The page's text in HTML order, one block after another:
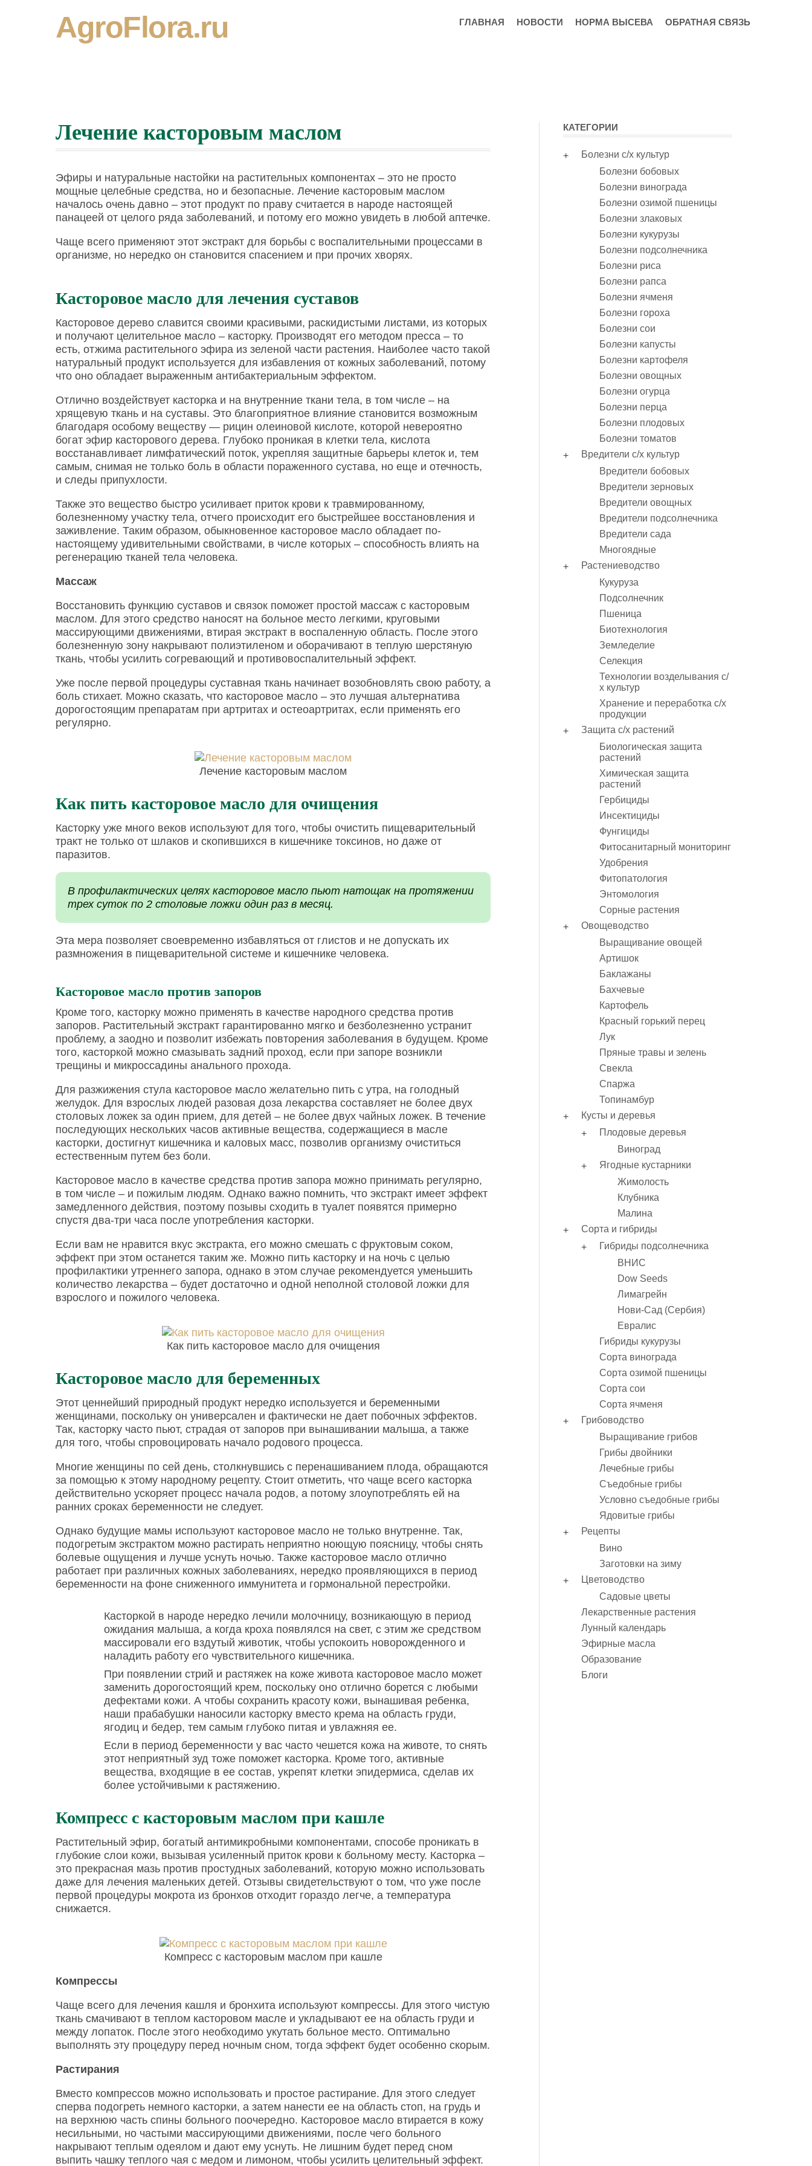
AgroFlora.ru ГЛАВНАЯ НОВОСТИ НОРМА ВЫСЕВА ОБРАТНАЯ СВЯЗЬ
Лечение касторовым маслом
Эфиры и натуральные настойки на растительных компонентах – это не просто
мощные целебные средства, но и безопасные. Лечение касторовым маслом
началось очень давно – этот продукт по праву считается в народе настоящей
панацеей от целого ряда заболеваний, и потому его можно увидеть в любой аптечке.
Чаще всего применяют этот экстракт для борьбы с воспалительными процессами в
организме, но нередко он становится спасением и при прочих хворях.
Касторовое масло для лечения суставов
Касторовое дерево славится своими красивыми, раскидистыми листами, из которых
и получают целительное масло – касторку. Производят его методом пресса – то
есть, отжима растительного эфира из зеленой части растения. Наиболее часто такой
натуральный продукт используется для избавления от кожных заболеваний, потому
что оно обладает выраженным антибактериальным эффектом.
Отлично воздействует касторка и на внутренние ткани тела, в том числе – на
хрящевую ткань и на суставы. Это благоприятное влияние становится возможным
благодаря особому веществу — рицин олеиновой кислоте, которой невероятно
богат эфир касторового дерева. Глубоко проникая в клетки тела, кислота
восстанавливает лимфатический поток, укрепляя защитные барьеры клеток и, тем
самым, снимая не только боль в области пораженного сустава, но еще и отечность,
и следы припухлости.
Также это вещество быстро усиливает приток крови к травмированному,
болезненному участку тела, отчего происходит его быстрейшее восстановления и
заживление. Таким образом, обыкновенное касторовое масло обладает по-
настоящему удивительными свойствами, в числе которых – способность влиять на
регенерацию тканей тела человека.
Массаж
Восстановить функцию суставов и связок поможет простой массаж с касторовым
маслом. Для этого средство наносят на больное место легкими, круговыми
массирующими движениями, втирая экстракт в воспаленную область. После этого
болезненную зону накрывают полиэтиленом и оборачивают в теплую шерстяную
ткань, чтобы усилить согревающий и противовоспалительный эффект.
Уже после первой процедуры суставная ткань начинает возобновлять свою работу, а
боль стихает. Можно сказать, что касторовое масло – это лучшая альтернатива
дорогостоящим препаратам при артритах и остеоартритах, если применять его
регулярно.
Лечение касторовым маслом
Как пить касторовое масло для очищения
Касторку уже много веков используют для того, чтобы очистить пищеварительный
тракт не только от шлаков и скопившихся в кишечнике токсинов, но даже от
паразитов.
В профилактических целях касторовое масло пьют натощак на протяжении
трех суток по 2 столовые ложки один раз в месяц.
Эта мера позволяет своевременно избавляться от глистов и не допускать их
размножения в пищеварительной системе и кишечнике человека.
Касторовое масло против запоров
Кроме того, касторку можно применять в качестве народного средства против
запоров. Растительный экстракт гарантированно мягко и безболезненно устранит
проблему, а заодно и позволит избежать повторения заболевания в будущем. Кроме
того, касторкой можно смазывать задний проход, если при запоре возникли
трещины и микроссадины анального прохода.
Для разжижения стула касторовое масло желательно пить с утра, на голодный
желудок. Для взрослых людей разовая доза лекарства составляет не более двух
столовых ложек за один прием, для детей – не более двух чайных ложек. В течение
последующих нескольких часов активные вещества, содержащиеся в масле
касторки, достигнут кишечника и каловых масс, позволив организму очиститься
естественным путем без боли.
Касторовое масло в качестве средства против запора можно принимать регулярно,
в том числе – и пожилым людям. Однако важно помнить, что экстракт имеет эффект
замедленного действия, поэтому позывы сходить в туалет появятся примерно
спустя два-три часа после употребления касторки.
Если вам не нравится вкус экстракта, его можно смешать с фруктовым соком,
эффект при этом останется таким же. Можно пить касторку и на ночь с целью
профилактики утреннего запора, однако в этом случае рекомендуется уменьшить
количество лекарства – будет достаточно и одной неполной столовой ложки для
взрослого и пожилого человека.
Как пить касторовое масло для очищения
Касторовое масло для беременных
Этот ценнейший природный продукт нередко используется и беременными
женщинами, поскольку он универсален и фактически не дает побочных эффектов.
Так, касторку часто пьют, страдая от запоров при вынашивании малыша, а также
для того, чтобы спровоцировать начало родового процесса.
Многие женщины по сей день, столкнувшись с перенашиванием плода, обращаются
за помощью к этому народному рецепту. Стоит отметить, что чаще всего касторка
действительно ускоряет процесс начала родов, а потому злоупотреблять ей на
ранних сроках беременности не следует.
Однако будущие мамы используют касторовое масло не только внутренне. Так,
подогретым экстрактом можно растирать неприятно ноющую поясницу, чтобы снять
болевые ощущения и лучше уснуть ночью. Также касторовое масло отлично
работает при различных кожных заболеваниях, нередко проявляющихся в период
беременности на фоне сниженного иммунитета и гормональной перестройки.
Касторкой в народе нередко лечили молочницу, возникающую в период
ожидания малыша, а когда кроха появлялся на свет, с этим же средством
массировали его вздутый животик, чтобы успокоить новорожденного и
наладить работу его чувствительного кишечника.
При появлении стрий и растяжек на коже живота касторовое масло может
заменить дорогостоящий крем, поскольку оно отлично борется с любыми
дефектами кожи. А чтобы сохранить красоту кожи, вынашивая ребенка,
наши прабабушки наносили касторку вместо крема на область груди,
ягодиц и бедер, тем самым глубоко питая и увлажняя ее.
Если в период беременности у вас часто чешется кожа на животе, то снять
этот неприятный зуд тоже поможет касторка. Кроме того, активные
вещества, входящие в ее состав, укрепят клетки эпидермиса, сделав их
более устойчивыми к растяжению.
Компресс с касторовым маслом при кашле
Растительный эфир, богатый антимикробными компонентами, способе проникать в
глубокие слои кожи, вызывая усиленный приток крови к больному месту. Касторка –
это прекрасная мазь против простудных заболеваний, которую можно использовать
даже для лечения маленьких детей. Отзывы свидетельствуют о том, что уже после
первой процедуры мокрота из бронхов отходит гораздо легче, а температура
снижается.
Компресс с касторовым маслом при кашле
Компрессы
Чаще всего для лечения кашля и бронхита используют компрессы. Для этого чистую
ткань смачивают в теплом касторовом масле и укладывают ее на область груди и
между лопаток. После этого необходимо укутать больное место. Оптимально
выполнять эту процедуру перед ночным сном, тогда эффект будет особенно скорым.
Растирания
Вместо компрессов можно использовать и простое растирание. Для этого следует
сперва подогреть немного касторки, а затем нанести ее на область стоп, на грудь и
на верхнюю часть спины больного поочередно. Касторовое масло втирается в кожу
несильными, но частыми массирующими движениями, после чего больного
накрывают теплым одеялом и дают ему уснуть. Не лишним будет перед сном
выпить чашку теплого чая с медом и лимоном, чтобы усилить целительный эффект.
КАТЕГОРИИ
Болезни с/х культур
Болезни бобовых
Болезни винограда
Болезни озимой пшеницы
Болезни злаковых
Болезни кукурузы
Болезни подсолнечника
Болезни риса
Болезни рапса
Болезни ячменя
Болезни гороха
Болезни сои
Болезни капусты
Болезни картофеля
Болезни овощных
Болезни огурца
Болезни перца
Болезни плодовых
Болезни томатов
Вредители с/х культур
Вредители бобовых
Вредители зерновых
Вредители овощных
Вредители подсолнечника
Вредители сада
Многоядные
Растениеводство
Кукуруза
Подсолнечник
Пшеница
Биотехнология
Земледелие
Селекция
Технологии возделывания с/
х культур
Хранение и переработка с/х
продукции
Защита с/х растений
Биологическая защита
растений
Химическая защита
растений
Гербициды
Инсектициды
Фунгициды
Фитосанитарный мониторинг
Удобрения
Фитопатология
Энтомология
Сорные растения
Овощеводство
Выращивание овощей
Артишок
Баклажаны
Бахчевые
Картофель
Красный горький перец
Лук
Пряные травы и зелень
Свекла
Спаржа
Топинамбур
Кусты и деревья
Плодовые деревья
Виноград
Ягодные кустарники
Жимолость
Клубника
Малина
Сорта и гибриды
Гибриды подсолнечника
ВНИС
Dow Seeds
Лимагрейн
Нови-Сад (Сербия)
Евралис
Гибриды кукурузы
Сорта винограда
Сорта озимой пшеницы
Сорта сои
Сорта ячменя
Грибоводство
Выращивание грибов
Грибы двойники
Лечебные грибы
Съедобные грибы
Условно съедобные грибы
Ядовитые грибы
Рецепты
Вино
Заготовки на зиму
Цветоводство
Садовые цветы
Лекарственные растения
Лунный календарь
Эфирные масла
Образование
Блоги